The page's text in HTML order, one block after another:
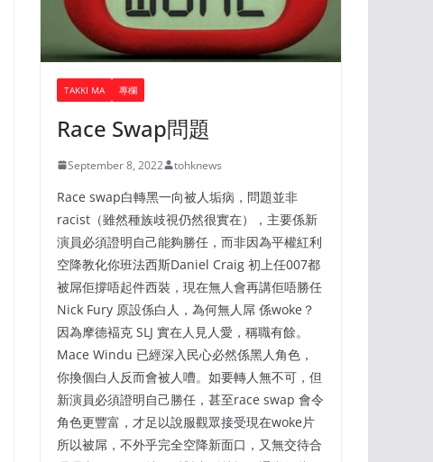
TAKKI MA 專欄
Race Swap問題
September 8, 2022 tohknews
Race swap白轉黑一向被人垢病，問題並非
racist（雖然種族歧視仍然很實在），主要係新
演員必須證明自己能夠勝任，而非因為平權紅利
空降教化你班法西斯Daniel Craig 初上任007都
被屌佢撐唔起件西裝，現在無人會再講佢唔勝任
Nick Fury 原設係白人，為何無人屌 係woke？
因為摩德褔克 SLJ 實在人見人愛，稱職有餘。
Mace Windu 已經深入民心必然係黑人角色，
你換個白人反而會被人嘈。如要轉人無不可，但
新演員必須證明自己勝任，甚至race swap 會令
角色更豐富，才足以說服觀眾接受現在woke片
所以被屌，不外乎完全空降新面口，又無交待合